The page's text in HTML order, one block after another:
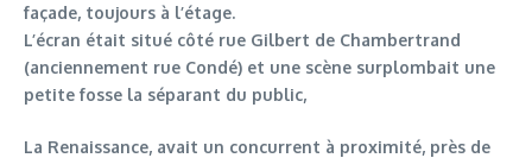
façade, toujours à l’étage.
L’écran était situé côté rue Gilbert de Chambertrand
(anciennement rue Condé) et une scène surplombait une
petite fosse la séparant du public,
La Renaissance, avait un concurrent à proximité, près de